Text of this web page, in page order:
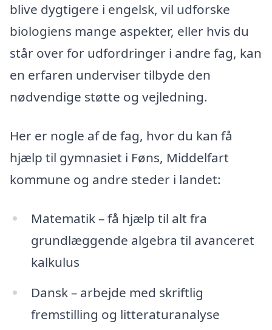
blive dygtigere i engelsk, vil udforske
biologiens mange aspekter, eller hvis du
står over for udfordringer i andre fag, kan
en erfaren underviser tilbyde den
nødvendige støtte og vejledning.
Her er nogle af de fag, hvor du kan få
hjælp til gymnasiet i Føns, Middelfart
kommune og andre steder i landet:
Matematik – få hjælp til alt fra
grundlæggende algebra til avanceret
kalkulus
Dansk – arbejde med skriftlig
fremstilling og litteraturanalyse